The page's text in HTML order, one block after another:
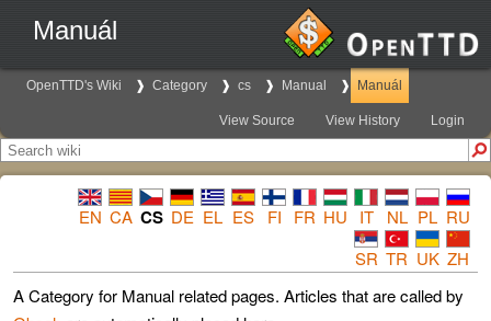
Manuál
OpenTTD's Wiki Category cs Manual Manuál
View Source View History Login
EN CA CS DE EL ES FI FR HU IT NL PL RU
SR TR UK ZH
A Category for Manual related pages. Articles that are called by